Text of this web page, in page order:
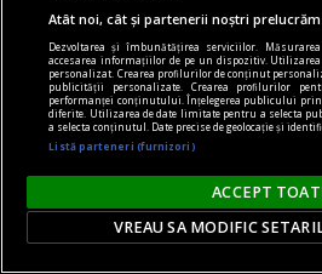
media convertor
Motive pentru care un
fibră optică este folosit
semnalelor pe distanțe lungi
Dezvoltarea accelerată a
creșterea constantă a
Atât noi, cât și partenerii noștri
Dezvoltarea și îmbunătățirea serviciilor.
accesarea informațiilor de pe un dispozitiv.
personalizat. Crearea profilurilor de conținut
publicității personalizate. Crearea profilurilor
performanței conținutului. Înțelegerea publicului
diferite. Utilizarea de date limitate pentru a selecta
a selecta conținutul. Date precise de geolocație și
Listă parteneri (furnizori)
ACCEPT
VREAU SA MODIFIC